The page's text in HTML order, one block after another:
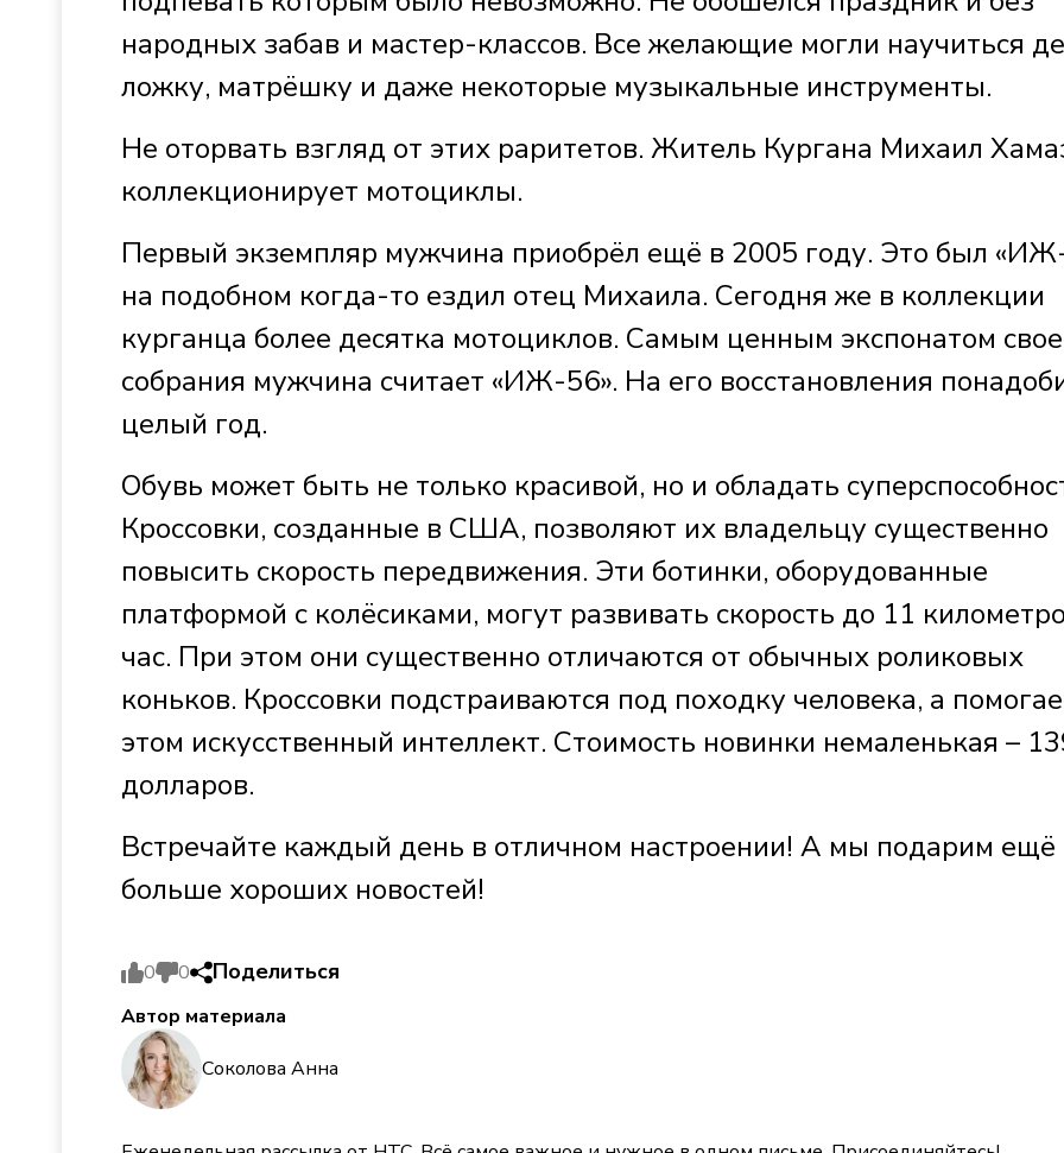
народных забав и мастер-классов. Все желающие могли научиться
ложку, матрёшку и даже некоторые музыкальные инструменты.
Не оторвать взгляд от этих раритетов. Житель Кургана Михаил
коллекционирует мотоциклы.
Первый экземпляр мужчина приобрёл ещё в 2005 году. Это был
на подобном когда-то ездил отец Михаила. Сегодня же в коллекции
курганца более десятка мотоциклов. Самым ценным экспонатом
собрания мужчина считает «ИЖ-56». На его восстановления
целый год.
Обувь может быть не только красивой, но и обладать
Кроссовки, созданные в США, позволяют их владельцу существенно
повысить скорость передвижения. Эти ботинки, оборудованные
платформой с колёсиками, могут развивать скорость до 11
час. При этом они существенно отличаются от обычных роликовых
коньков. Кроссовки подстраиваются под походку человека, а
этом искусственный интеллект. Стоимость новинки немаленькая –
долларов.
Встречайте каждый день в отличном настроении! А мы подарим ещё
больше хороших новостей!
0 0 Поделиться
Автор материала
Соколова Анна